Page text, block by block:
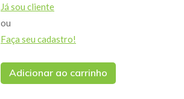
Já sou cliente
ou
Faça seu cadastro!
Adicionar ao carrinho